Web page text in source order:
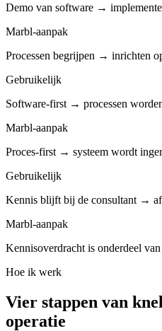
Demo van software →
Marbl-aanpak
Processen begrijpen → inrichten
Gebruikelijk
Software-first → processen
Marbl-aanpak
Proces-first → systeem wordt
Gebruikelijk
Kennis blijft bij de consultant →
Marbl-aanpak
Kennisoverdracht is onderdeel
Hoe ik werk
Vier stappen van
operatie